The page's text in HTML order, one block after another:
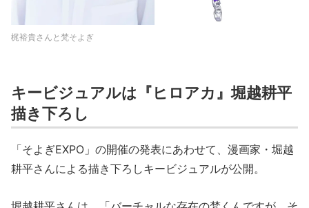
梶裕貴さんと梵そよぎ
キービジュアルは『ヒロアカ』堀越耕平
描き下ろし
「そよぎEXPO」の開催の発表にあわせて、漫画家・堀越
耕平さんによる描き下ろしキービジュアルが公開。